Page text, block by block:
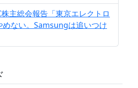
主総会報告「東京エレクトロ
めない。Samsungは追いつけ